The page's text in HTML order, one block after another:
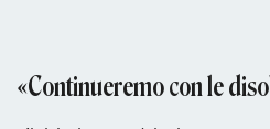
«Continueremo con le